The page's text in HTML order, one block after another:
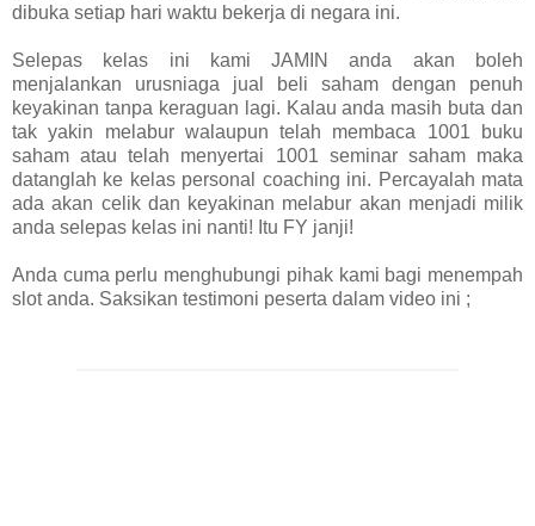
dibuka setiap hari waktu bekerja di negara ini.
Selepas kelas ini kami JAMIN anda akan boleh
menjalankan urusniaga jual beli saham dengan penuh
keyakinan tanpa keraguan lagi. Kalau anda masih buta dan
tak yakin melabur walaupun telah membaca 1001 buku
saham atau telah menyertai 1001 seminar saham maka
datanglah ke kelas personal coaching ini. Percayalah mata
ada akan celik dan keyakinan melabur akan menjadi milik
anda selepas kelas ini nanti! Itu FY janji!
Anda cuma perlu menghubungi pihak kami bagi menempah
slot anda. Saksikan testimoni peserta dalam video ini ;